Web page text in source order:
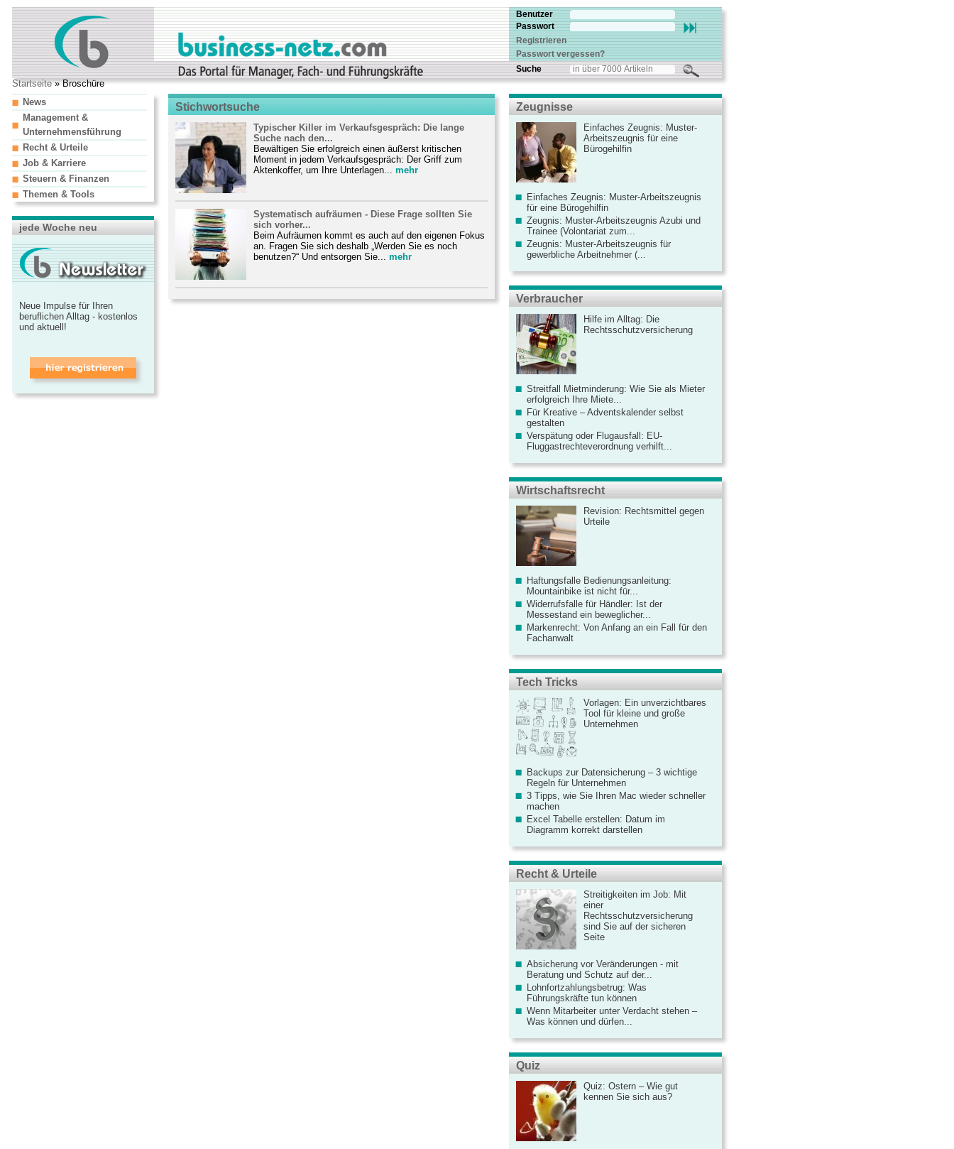
Benutzer
Passwort
Registrieren
Passwort vergessen?
Suche
Startseite» Broschüre
Stichwortsuche
Typischer Killer im Verkaufsgespräch: Die lange
Suche nach den...
Bewältigen Sie erfolgreich einen äußerst kritischen
Moment in jedem Verkaufsgespräch: Der Griff zum
Aktenkoffer, um Ihre Unterlagen...
mehr
Systematisch aufräumen - Diese Frage sollten Sie
sich vorher...
Beim Aufräumen kommt es auch auf den eigenen Fokus
an. Fragen Sie sich deshalb „Werden Sie es noch
benutzen?“ Und entsorgen Sie...
mehr
News
Management &
Unternehmensführung
Recht & Urteile
Job & Karriere
Steuern & Finanzen
Themen & Tools
jede Woche neu
Neue Impulse für Ihren
beruflichen Alltag - kostenlos
und aktuell!
Zeugnisse
Einfaches Zeugnis: Muster-
Arbeitszeugnis für eine
Bürogehilfin
Einfaches Zeugnis: Muster-Arbeitszeugnis
für eine Bürogehilfin
Zeugnis: Muster-Arbeitszeugnis Azubi und
Trainee (Volontariat zum...
Zeugnis: Muster-Arbeitszeugnis für
gewerbliche Arbeitnehmer (...
Verbraucher
Hilfe im Alltag: Die
Rechtsschutzversicherung
Streitfall Mietminderung: Wie Sie als Mieter
erfolgreich Ihre Miete...
Für Kreative – Adventskalender selbst
gestalten
Verspätung oder Flugausfall: EU-
Fluggastrechteverordnung verhilft...
Wirtschaftsrecht
Revision: Rechtsmittel gegen
Urteile
Haftungsfalle Bedienungsanleitung:
Mountainbike ist nicht für...
Widerrufsfalle für Händler: Ist der
Messestand ein beweglicher...
Markenrecht: Von Anfang an ein Fall für den
Fachanwalt
Tech Tricks
Vorlagen: Ein unverzichtbares
Tool für kleine und große
Unternehmen
Backups zur Datensicherung – 3 wichtige
Regeln für Unternehmen
3 Tipps, wie Sie Ihren Mac wieder schneller
machen
Excel Tabelle erstellen: Datum im
Diagramm korrekt darstellen
Recht & Urteile
Streitigkeiten im Job: Mit
einer
Rechtsschutzversicherung
sind Sie auf der sicheren
Seite
Absicherung vor Veränderungen - mit
Beratung und Schutz auf der...
Lohnfortzahlungsbetrug: Was
Führungskräfte tun können
Wenn Mitarbeiter unter Verdacht stehen –
Was können und dürfen...
Quiz
Quiz: Ostern – Wie gut
kennen Sie sich aus?